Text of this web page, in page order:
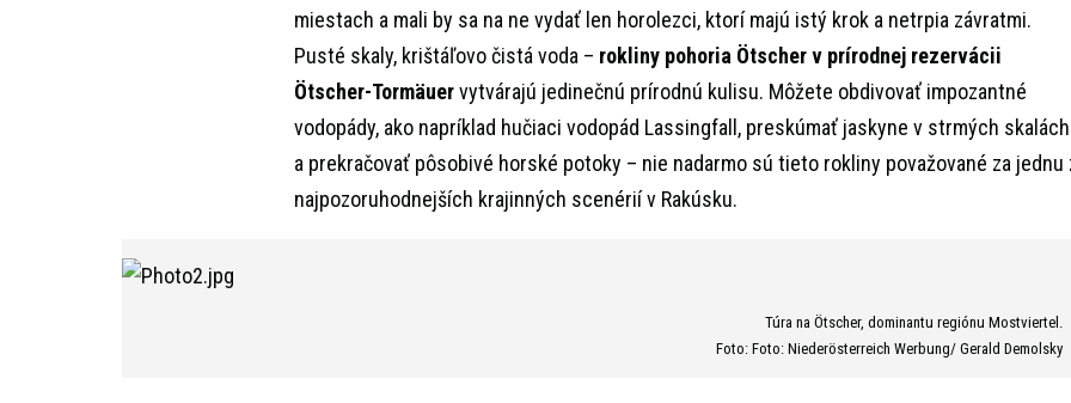
miestach a mali by sa na ne vydať len horolezci, ktorí majú istý krok a netrpia závratmi.
Pusté skaly, krištáľovo čistá voda – rokliny pohoria Ötscher v prírodnej rezervácii
Ötscher-Tormäuervytvárajú jedinečnú prírodnú kulisu. Môžete obdivovať impozantné
vodopády, ako napríklad hučiaci vodopád Lassingfall, preskúmať jaskyne v strmých skalách
a prekračovať pôsobivé horské potoky – nie nadarmo sú tieto rokliny považované za jednu
najpozoruhodnejších krajinných scenérií v Rakúsku.
Túra na Ötscher, dominantu regiónu Mostviertel.
Foto: Foto: Niederösterreich Werbung/ Gerald Demolsky